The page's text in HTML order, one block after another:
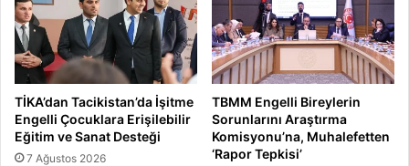
TİKA’dan Tacikistan’da İşitme
Engelli Çocuklara Erişilebilir
Eğitim ve Sanat Desteği
7 Ağustos 2026
TBMM Engelli Bireylerin
Sorunlarını Araştırma
Komisyonu’na, Muhalefetten
‘Rapor Tepkisi’